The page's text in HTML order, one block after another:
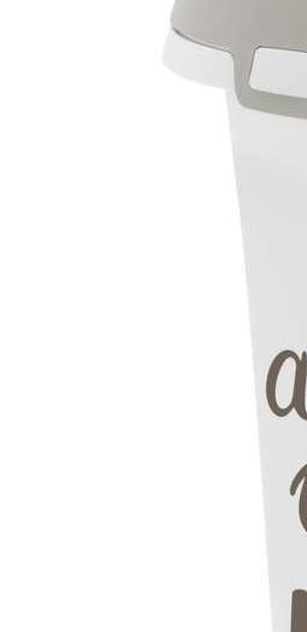
lilla älskling och till och med titta
prata till den via ljudfunktionen.
ta slut hörs en varningssignal
fylla på automaten med foder
Fjärrkontroll via mobilapp:
ropa till eller lyssna på djuret
är låg Uttagbar
maskindisk Volym per portion:
torrfoder Strömförsörjning:
batterifunktion Timerfunktion: ja
L 40 x B 25 x H 35 cm Färg:
användas tillsammans med